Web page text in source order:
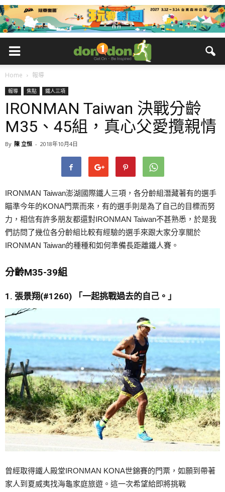
Home 報導
報導 焦點 鐵人三項
IRONMAN Taiwan 決戰分齡
M35、45組，真心父愛攬親情
By 陳 立恒 - 2018年10月4日
IRONMAN Taiwan澎湖國際鐵人三項，各分齡組潛藏著有的選手
瞄準今年的KONA門票而來，有的選手則是為了自己的目標而努
力，相信有許多朋友都還對IRONMAN Taiwan不甚熟悉，於是我
們訪問了幾位各分齡組比較有經驗的選手來跟大家分享關於
IRONMAN Taiwan的種種和如何準備長距離鐵人賽。
分齡M35-39組
1. 張景翔(#1260) 「 一起挑戰過去的自己。 」
曾經取得鐵人殿堂IRONMAN KONA世錦賽的門票，如願到帶著
家人到夏威夷找海龜家庭旅遊。這一次希望給即將挑戰